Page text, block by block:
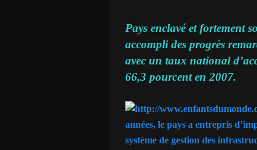
Pays enclavé et fortement
accompli des progrès
avec un taux national
66,3 pourcent en 2007.
années, le pays a entrepris
système de gestion des